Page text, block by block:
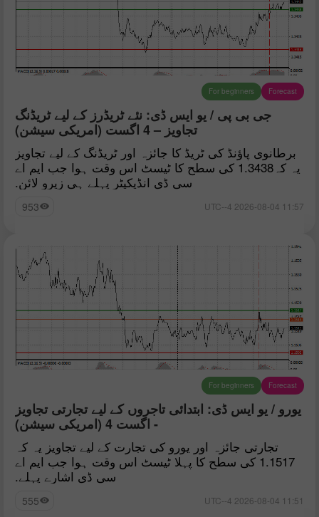
Forecast
For beginners
جی بی پی / یو ایس ڈی: نئے ٹریڈرز کے لیے ٹریڈنگ
تجاویز – 4 اگست (امریکی سیشن)
برطانوی پاؤنڈ کی ٹریڈ کا جائزہ اور ٹریڈنگ کے لیے تجاویز
یہ کہ1.3438 کی سطح کا ٹیسٹ اس وقت ہوا جب ایم اے
سی ڈی انڈیکیٹر پہلے ہی زیرو لائن.
11:57 2026-08-04 UTC--4
953
Forecast
For beginners
یورو / یو ایس ڈی: ابتدائی تاجروں کے لیے تجارتی تجاویز
- اگست 4 (امریکی سیشن)
تجارتی جائزہ اور یورو کی تجارت کے لیے تجاویز یہ کہ
1.1517 کی سطح کا پہلا ٹیسٹ اس وقت ہوا جب ایم اے
سی ڈی اشارے پہلے.
11:51 2026-08-04 UTC--4
555